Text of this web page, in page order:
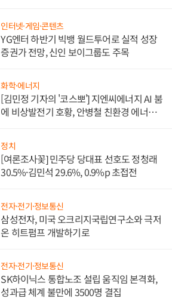
인터넷·게임·콘텐츠
YG엔터 하반기 빅뱅 월드투어로 실적 성장
증권가 전망, 신인 보이그룹도 주목
화학·에너지
[김민정 기자의 '코스뽀'] 지엔씨에너지 AI 붐
에 비상발전기 호황, 안병철 친환경 에너지
정치
[여론조사꽃] 민주당 당대표 선호도 정청래
30.5%·김민석 29.6%, 0.9%p 초접전
전자·전기·정보통신
삼성전자, 미국 오크리지국립연구소와 극저
온 히트펌프 개발하기로
전자·전기·정보통신
SK하이닉스 통합노조 설립 움직임 본격화,
성과급 체계 불만에 3500명 결집